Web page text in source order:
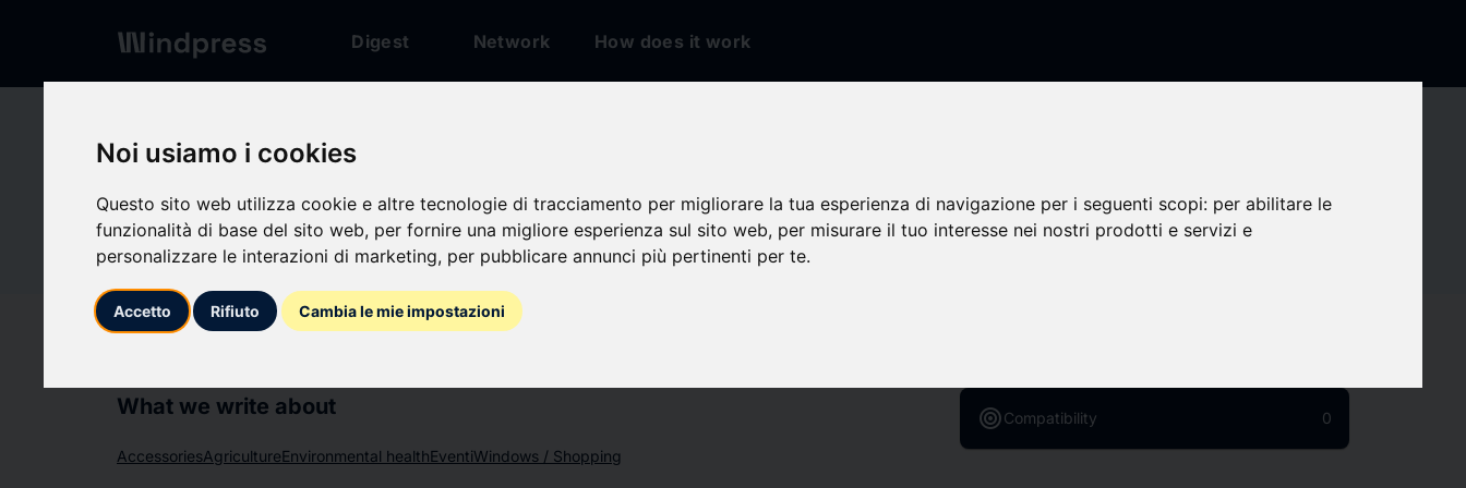
Noi usiamo i cookies
Questo sito web utilizza cookie e altre tecnologie di tracciamento per migliorare la tua esperienza di navigazione per i seguenti scopi: per abilitare le
funzionalità di base del sito web, per fornire una migliore esperienza sul sito web, per misurare il tuo interesse nei nostri prodotti e servizi e
personalizzare le interazioni di marketing, per pubblicare annunci più pertinenti per te.
Accetto Rifiuto Cambia le mie impostazioni
Digest Network How does it work
En Envision
favorite Follow updates
What we write about
AccessoriesAgricultureEnvironmental healthEventiWindows / Shopping
Contact details
targetCompatibility 0